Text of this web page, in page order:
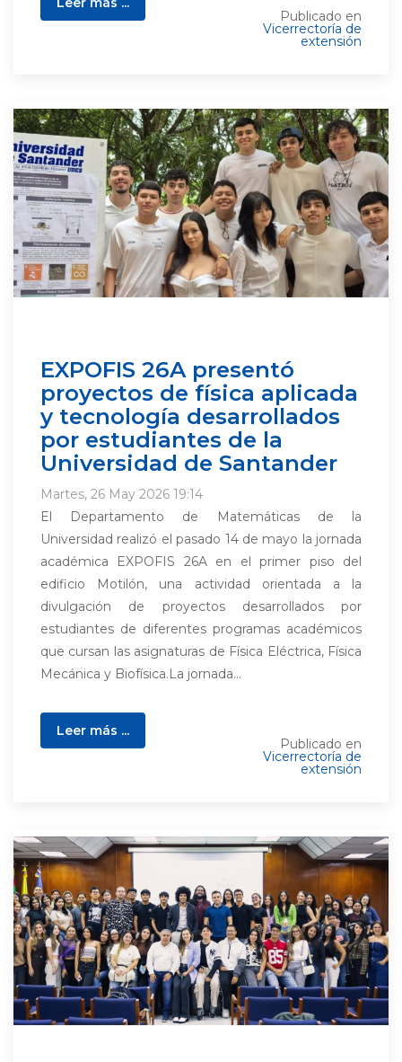
Publicado en
Vicerrectoría de
extensión
EXPOFIS 26A presentó
proyectos de física aplicada
y tecnología desarrollados
por estudiantes de la
Universidad de Santander
Martes, 26 May 2026 19:14
El Departamento de Matemáticas de la
Universidad realizó el pasado 14 de mayo la jornada
académica EXPOFIS 26A en el primer piso del
edificio Motilón, una actividad orientada a la
divulgación de proyectos desarrollados por
estudiantes de diferentes programas académicos
que cursan las asignaturas de Física Eléctrica, Física
Mecánica y Biofísica.La jornada...
Leer más ...
Publicado en
Vicerrectoría de
extensión